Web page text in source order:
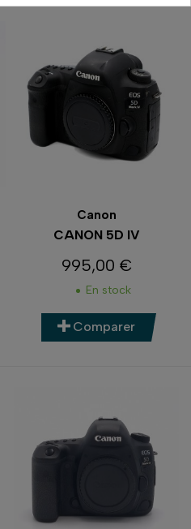
Canon
CANON 5D IV
Prix
995,00 €
En stock
Comparer